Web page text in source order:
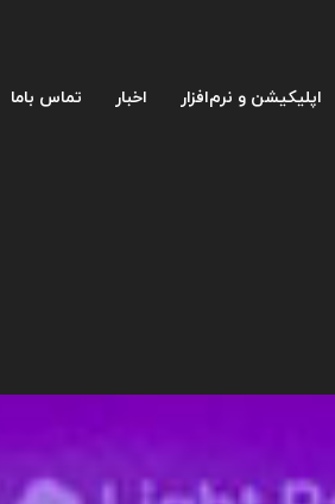
اپلیکیشن و نرم‌افزار اخبار تماس باما